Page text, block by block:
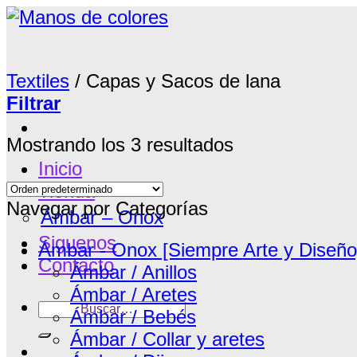
Saltar
Inicio
Tienda
Ámbar – Onox
Siguenos
Contacto
Buscar
por:
Textiles / Capas y Sacos de lana
Filtrar
Mostrando los 3 resultados
Navegar por Categorías
Ámbar - Onox [Siempre Arte y
Ámbar / Anillos
Ámbar / Aretes
Ámbar / Bebés
Ámbar / Collar y aretes